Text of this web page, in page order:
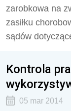
zarobkowa na
zasiłku
sądów
Kontrola
05 mar 2014